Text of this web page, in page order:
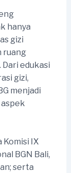
hanya
gizi
ruang
edukasi
gizi,
menjadi
Komisi IX
BGN Bali,
serta